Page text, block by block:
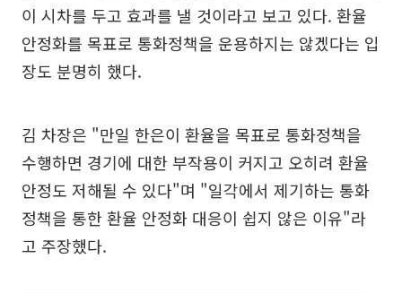
이 시차를 두고 효과를 낼 것이라고 보고 있다. 환율
안정화를 목표로 통화정책을 운용하지는 않겠다는 입
장도 분명히 했다.
김 차장은 "만일 한은이 환율을 목표로 통화정책을
수행하면 경기에 대한 부작용이 커지고 오히려 환율
안정도 저해될 수 있다"며 "일각에서 제기하는 통화
정책을 통한 환율 안정화 대응이 쉽지 않은 이유"라
고 주장했다.